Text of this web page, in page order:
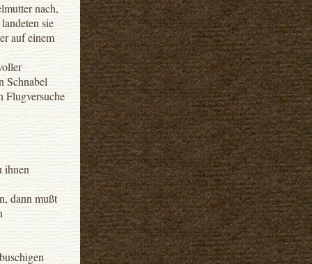
nach,
sie
auf einem
Schnabel
Flugversuche
ihnen
dann mußt